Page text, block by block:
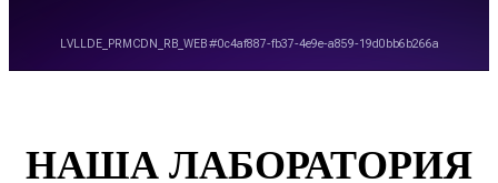
НАША ЛАБОРАТОРИЯ